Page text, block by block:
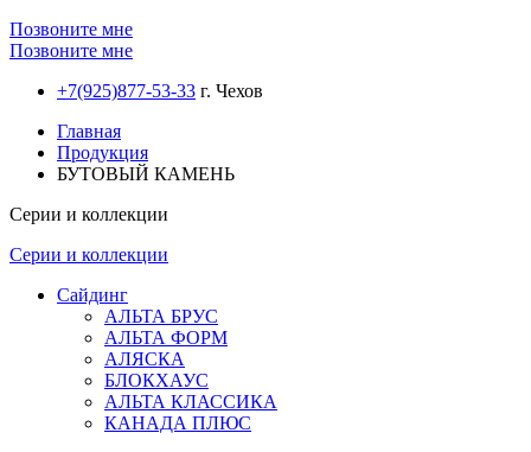
Позвоните мне
Позвоните мне
+7(925)877-53-33 г. Чехов
Главная
Продукция
БУТОВЫЙ КАМЕНЬ
Серии и коллекции
Серии и коллекции
Сайдинг
АЛЬТА БРУС
АЛЬТА ФОРМ
АЛЯСКА
БЛОКХАУС
АЛЬТА КЛАССИКА
КАНАДА ПЛЮС